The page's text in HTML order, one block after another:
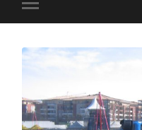
Toggle
mobile